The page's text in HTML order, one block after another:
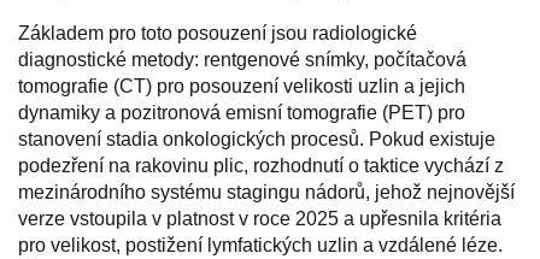
Základem pro toto posouzení jsou radiologické
diagnostické metody: rentgenové snímky, počítačová
tomografie (CT) pro posouzení velikosti uzlin a jejich
dynamiky a pozitronová emisní tomografie (PET) pro
stanovení stadia onkologických procesů. Pokud existuje
podezření na rakovinu plic, rozhodnutí o taktice vychází z
mezinárodního systému stagingu nádorů, jehož nejnovější
verze vstoupila v platnost v roce 2025 a upřesnila kritéria
pro velikost, postižení lymfatických uzlin a vzdálené léze.